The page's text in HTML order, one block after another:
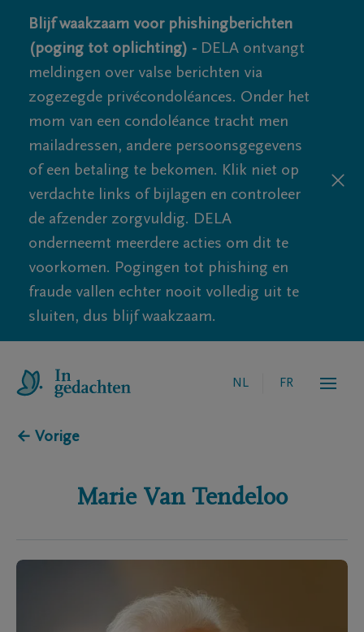
Blijf waakzaam voor phishingberichten
(poging tot oplichting) - DELA ontvangt
meldingen over valse berichten via
zogezegde privécondoléances. Onder het
mom van een condoléance tracht men
mailadressen, andere persoonsgegevens
of een betaling te bekomen. Klik niet op
verdachte links of bijlagen en controleer
de afzender zorgvuldig. DELA
onderneemt meerdere acties om dit te
voorkomen. Pogingen tot phishing en
fraude vallen echter nooit volledig uit te
sluiten, dus blijf waakzaam.
NL FR
← Vorige
Marie Van Tendeloo